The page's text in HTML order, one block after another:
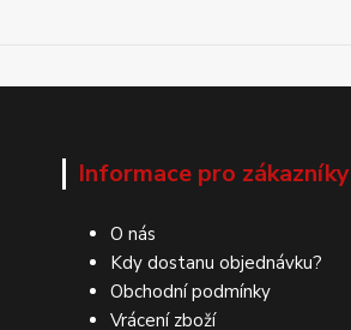
Informace pro zákazníky
O nás
Kdy dostanu objednávku?
Obchodní podmínky
Vrácení zboží